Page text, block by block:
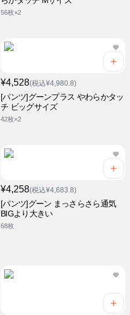
56枚×2
¥4,528(税込¥4,980.8)
[パンツ]グーンプラス やわらかタッ
チ ビッグサイズ
42枚×2
¥4,258(税込¥4,683.8)
[パンツ]グーン まっさらさら通気
BIGより大きい
68枚